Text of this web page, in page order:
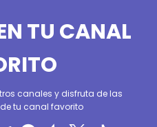
TU CANAL
canales y disfruta de las
tu canal favorito